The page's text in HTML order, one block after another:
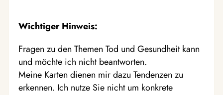
Wichtiger Hinweis:
Fragen zu den Themen Tod und Gesundheit kann
und möchte ich nicht beantworten.
Meine Karten dienen mir dazu Tendenzen zu
erkennen. Ich nutze Sie nicht um konkrete